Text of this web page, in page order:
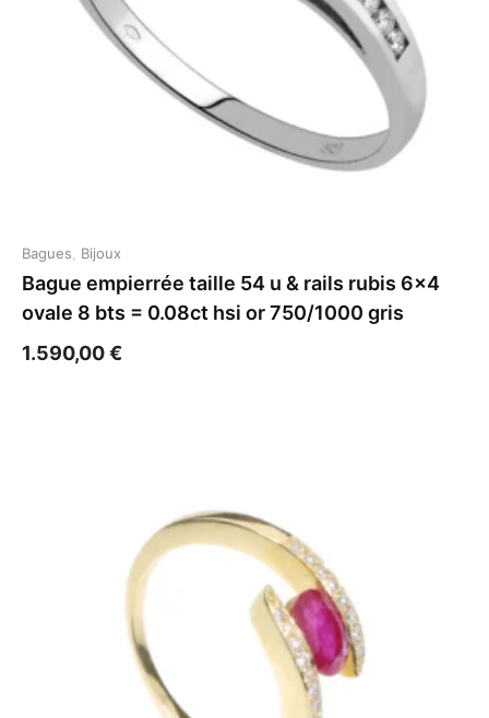
Bagues Bijoux
Bague empierrée taille 54 u & rails rubis 6×4
ovale 8 bts = 0.08ct hsi or 750/1000 gris
1.590,00€